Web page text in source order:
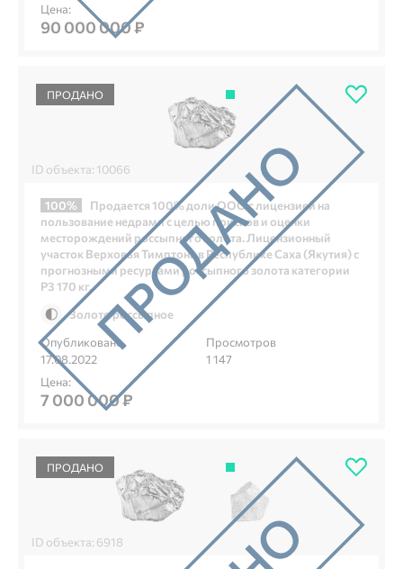
Цена:
90 000 000 ₽
ПРОДАНО
ID объекта: 10066
100%
Продается 100% доли ООО с лицензией на
пользование недрами с целью поисков и оценки
месторождений россыпного золота. Лицензионный
участок Верховья Тимптона в Республике Саха (Якутия) с
прогнозными ресурсами россыпного золота категории
Р3 170 кг.
Золото россыпное
Опубликовано
17.08.2022
Просмотров
1 147
Цена:
7 000 000 ₽
ПРОДАНО
ID объекта: 6918